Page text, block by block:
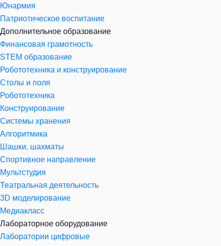
Юнармия
Патриотическое воспитание
Дополнительное образование
Финансовая грамотность
STEM образование
Робототехника и конструирование
Столы и поля
Робототехника
Конструирование
Системы хранения
Алгоритмика
Шашки, шахматы
Спортивное направление
Мультстудия
Театральная деятельность
3D моделирование
Медиакласс
Лабораторное оборудование
Лаборатории цифровые